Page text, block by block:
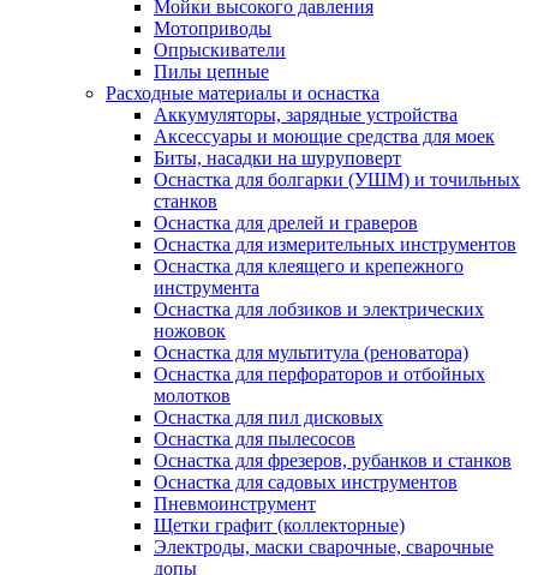
Мойки высокого давления
Мотоприводы
Опрыскиватели
Пилы цепные
Расходные материалы и оснастка
Аккумуляторы, зарядные устройства
Аксессуары и моющие средства для моек
Биты, насадки на шуруповерт
Оснастка для болгарки (УШМ) и точильных
станков
Оснастка для дрелей и граверов
Оснастка для измерительных инструментов
Оснастка для клеящего и крепежного
инструмента
Оснастка для лобзиков и электрических
ножовок
Оснастка для мультитула (реноватора)
Оснастка для перфораторов и отбойных
молотков
Оснастка для пил дисковых
Оснастка для пылесосов
Оснастка для фрезеров, рубанков и станков
Оснастка для садовых инструментов
Пневмоинструмент
Щетки графит (коллекторные)
Электроды, маски сварочные, сварочные
допы